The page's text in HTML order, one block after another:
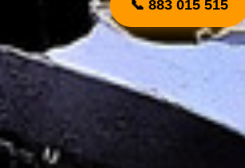
📞 883 015 515